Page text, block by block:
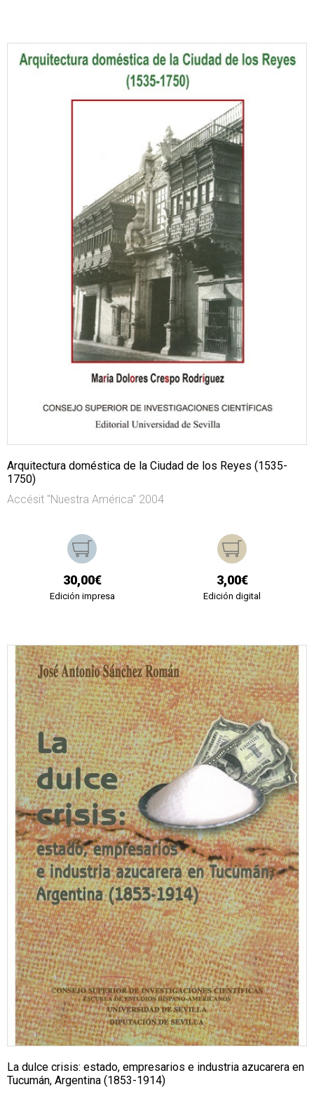
Arquitectura doméstica de la Ciudad de los Reyes (1535-
1750)
Accésit "Nuestra América" 2004
30,00€
Edición impresa
3,00€
Edición digital
La dulce crisis: estado, empresarios e industria azucarera en
Tucumán, Argentina (1853-1914)